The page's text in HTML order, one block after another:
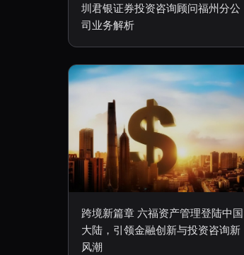
圳君银证券投资咨询顾问福州分公
司业务解析
跨境新篇章 六福资产管理登陆中国
大陆，引领金融创新与投资咨询新
风潮